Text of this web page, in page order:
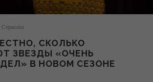
Сериалы
СКОЛЬКО
ЗВЕЗДЫ «ОЧЕНЬ
В НОВОМ СЕЗОНЕ